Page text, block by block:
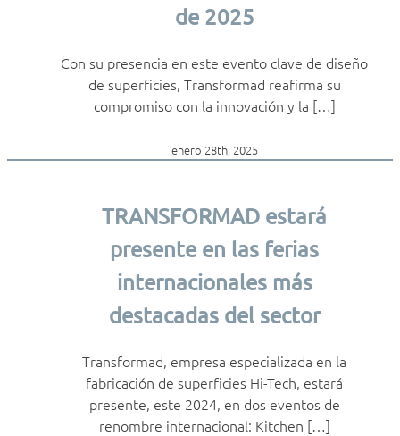
de 2025
Con su presencia en este evento clave de diseño
de superficies, Transformad reafirma su
compromiso con la innovación y la […]
enero 28th, 2025
TRANSFORMAD estará
presente en las ferias
internacionales más
destacadas del sector
Transformad, empresa especializada en la
fabricación de superficies Hi-Tech, estará
presente, este 2024, en dos eventos de
renombre internacional: Kitchen […]